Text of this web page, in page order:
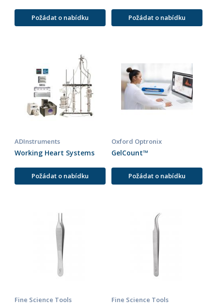
Požádat o nabídku Požádat o nabídku
ADInstruments
Working Heart Systems
Požádat o nabídku
Oxford Optronix
GelCount™
Požádat o nabídku
Fine Science Tools Fine Science Tools